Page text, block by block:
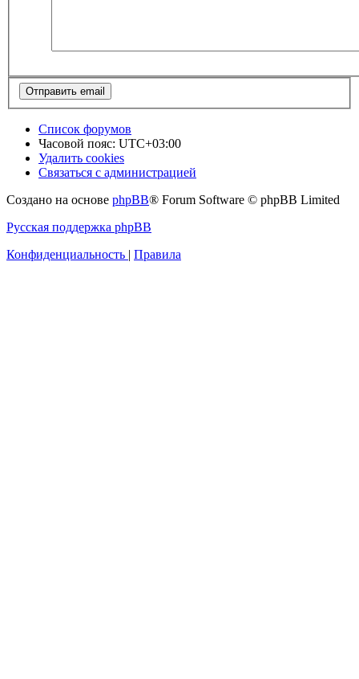
Список форумов
Часовой пояс: UTC+03:00
Удалить cookies
Связаться с администрацией
Создано на основе phpBB® Forum Software © phpBB Limited
Русская поддержка phpBB
Конфиденциальность
Правила